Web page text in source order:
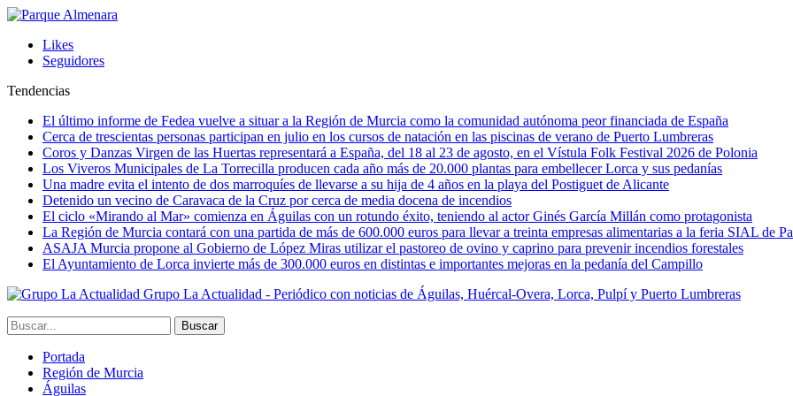
Likes
Seguidores
Tendencias
El último informe de Fedea vuelve a situar a la Región de Murcia como la comunidad autónoma peor financiada de España
Cerca de trescientas personas participan en julio en los cursos de natación en las piscinas de verano de Puerto Lumbreras
Coros y Danzas Virgen de las Huertas representará a España, del 18 al 23 de agosto, en el Vístula Folk Festival 2026 de Polonia
Los Viveros Municipales de La Torrecilla producen cada año más de 20.000 plantas para embellecer Lorca y sus pedanías
Una madre evita el intento de dos marroquíes de llevarse a su hija de 4 años en la playa del Postiguet de Alicante
Detenido un vecino de Caravaca de la Cruz por cerca de media docena de incendios
El ciclo «Mirando al Mar» comienza en Águilas con un rotundo éxito, teniendo al actor Ginés García Millán como protagonista
La Región de Murcia contará con una partida de más de 600.000 euros para llevar a treinta empresas alimentarias a la feria SIAL de
ASAJA Murcia propone al Gobierno de López Miras utilizar el pastoreo de ovino y caprino para prevenir incendios forestales
El Ayuntamiento de Lorca invierte más de 300.000 euros en distintas e importantes mejoras en la pedanía del Campillo
Grupo La Actualidad - Periódico con noticias de Águilas, Huércal-Overa, Lorca, Pulpí y Puerto Lumbreras
Portada
Región de Murcia
Águilas